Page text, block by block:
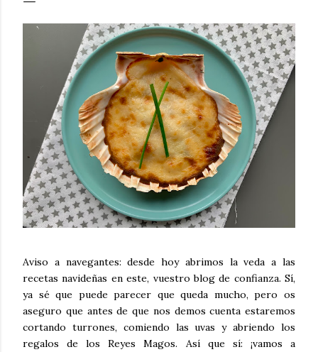
Aviso a navegantes: desde hoy abrimos la veda a las
recetas navideñas en este, vuestro blog de confianza. Sí,
ya sé que puede parecer que queda mucho, pero os
aseguro que antes de que nos demos cuenta estaremos
cortando turrones, comiendo las uvas y abriendo los
regalos de los Reyes Magos. Así que sí: ¡vamos a